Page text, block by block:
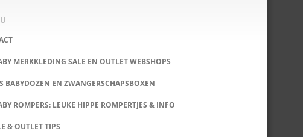
MERKKLEDING SALE EN OUTLET WEBSHOPS
BABYDOZEN EN ZWANGERSCHAPSBOXEN
ROMPERS: LEUKE HIPPE ROMPERTJES & INFO
& OUTLET TIPS